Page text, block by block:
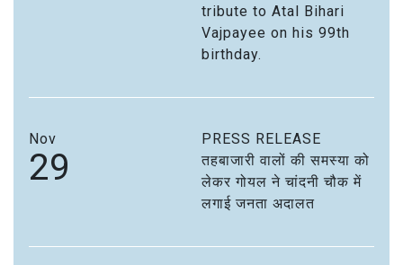
tribute to Atal Bihari
Vajpayee on his 99th
birthday.
Nov
29
PRESS RELEASE
तहबाजारी वालों की समस्या को
लेकर गोयल ने चांदनी चौक में
लगाई जनता अदालत